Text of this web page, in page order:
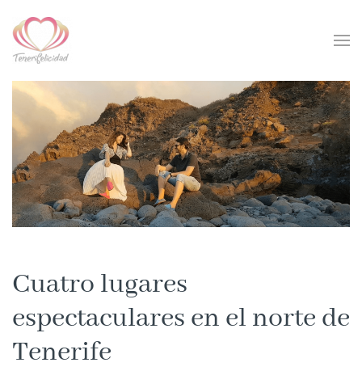
Skip to main content
Cuatro lugares
espectaculares en el norte de
Tenerife